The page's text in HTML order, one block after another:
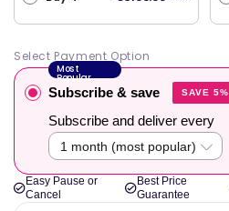
Select Payment Option
Most
Popular
Subscribe & save SAVE 5%
Subscribe and deliver every
Easy Pause or
Cancel
Best Price
Guarantee